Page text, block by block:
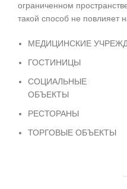
ограниченном
такой способ не повлияет
МЕДИЦИНСКИЕ
ГОСТИНИЦЫ
СОЦИАЛЬНЫЕ
ОБЪЕКТЫ
РЕСТОРАНЫ
ТОРГОВЫЕ ОБЪЕКТЫ